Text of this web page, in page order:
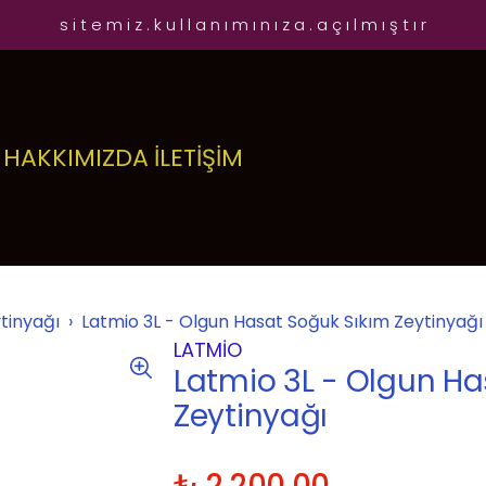
s i t e m i z . k u l l a n ı m ı n ı z a . a ç ı l m ı ş t ı r
HAKKIMIZDA İLETİŞİM
Latmio 3L - Olgun Hasat Soğuk Sıkım Zeytinyağı
LATMIO
Latmio 3L - Olgun
Zeytinyağı